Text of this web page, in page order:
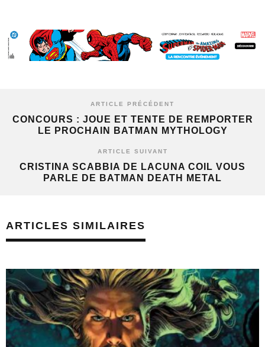
ARTICLE PRÉCÉDENT
CONCOURS : JOUE ET TENTE DE REMPORTER
LE PROCHAIN BATMAN MYTHOLOGY
ARTICLE SUIVANT
CRISTINA SCABBIA DE LACUNA COIL VOUS
PARLE DE BATMAN DEATH METAL
ARTICLES SIMILAIRES